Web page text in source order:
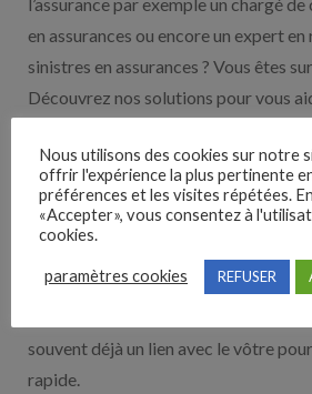
en assurances ou encore un expert
sinistres en assurances ? Vous êtes
Découvrez nos solutions pour vous
Nos solutions
Découvrez nos partenaires ! Moteurs
multidiffuseurs, sites payant…
souvent déjà un lien avec le vôtre
rapide.
Nous utilisons des cookies sur notre
offrir l'expérience la plus pertinente
préférences et les visites répétées.
«Accepter», vous consentez à
cookies.
paramètres cookies REFUSER